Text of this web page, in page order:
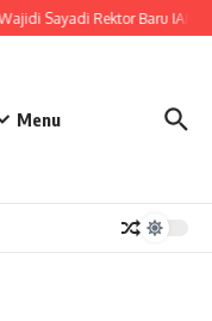
Sayadi Rektor Baru IAIN
Menu